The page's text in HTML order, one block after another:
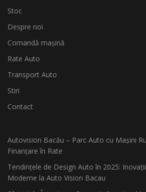
Stoc
Despre noi
Comandă mașină
Rate Auto
Transport Auto
Stiri
Contact
Autovision Bacău – Parc Auto cu Mașini
Finanțare în Rate
Tendințele de Design Auto în 2025:
Moderne la Auto Vision Bacau